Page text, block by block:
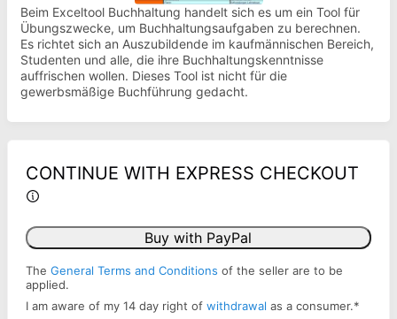
Beim Exceltool Buchhaltung handelt sich es um ein Tool für
Übungszwecke, um Buchhaltungsaufgaben zu berechnen.
Es richtet sich an Auszubildende im kaufmännischen Bereich,
Studenten und alle, die ihre Buchhaltungskenntnisse
auffrischen wollen. Dieses Tool ist nicht für die
gewerbsmäßige Buchführung gedacht.
CONTINUE WITH EXPRESS CHECKOUT
Buy with PayPal
The General Terms and Conditions of the seller are to be
applied.
I am aware of my 14 day right of withdrawal as a consumer.*